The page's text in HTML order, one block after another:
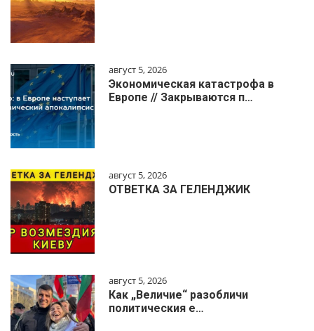
август 5, 2026
Экономическая катастрофа в
Европе // Закрываются п…
август 5, 2026
ОТВЕТКА ЗА ГЕЛЕНДЖИК
август 5, 2026
Как „Величие“ разобличи
политическия е…